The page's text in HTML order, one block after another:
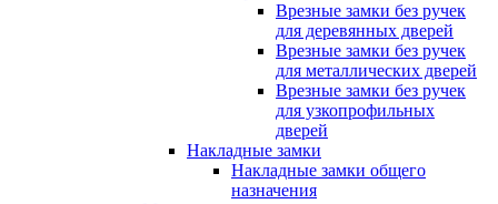
Врезные замки без ручек
для деревянных дверей
Врезные замки без ручек
для металлических дверей
Врезные замки без ручек
для узкопрофильных
дверей
Накладные замки
Накладные замки общего
назначения